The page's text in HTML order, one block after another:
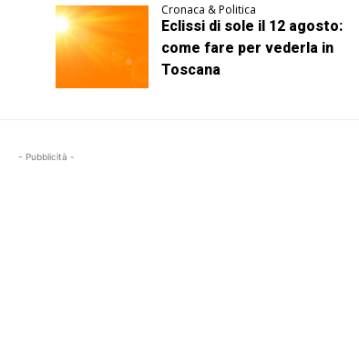
Cronaca & Politica
Eclissi di sole il 12 agosto:
come fare per vederla in
Toscana
- Pubblicità -